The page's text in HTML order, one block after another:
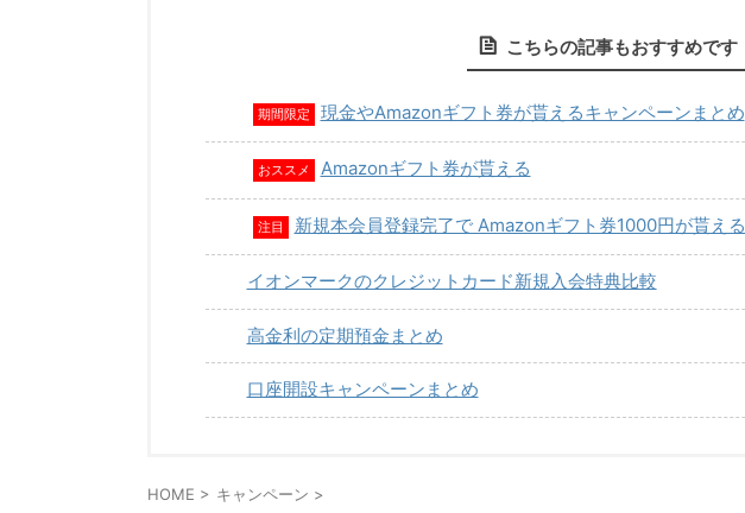
こちらの記事もおすすめです
期間限定 現金やAmazonギフト券が貰えるキャンペーンまとめ
おススメ Amazonギフト券が貰える
注目 新規本会員登録完了で Amazonギフト券1000円が貰える
イオンマークのクレジットカード新規入会特典比較
高金利の定期預金まとめ
口座開設キャンペーンまとめ
HOME > キャンペーン >